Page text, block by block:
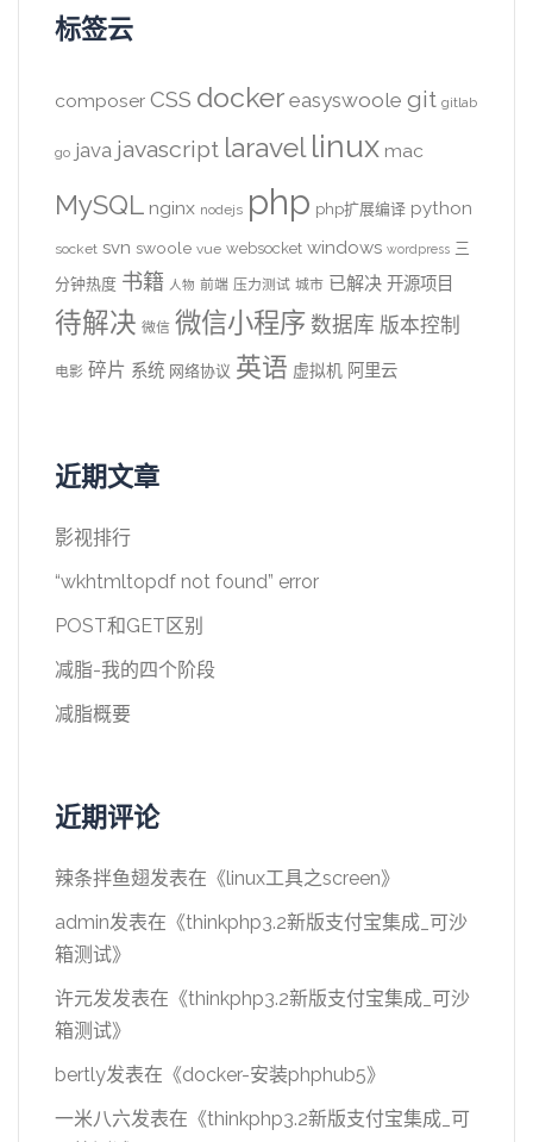
标签云
composer CSS docker easyswoole git gitlab
go java javascript laravel linux mac
MySQL nginx nodejs php php扩展编译 python
socket svn swoole vue websocket windows wordpress 三
分钟热度 书籍 人物 前端 压力测试 城市 已解决 开源项目
待解决 微信 微信小程序 数据库 版本控制
电影 碎片 系统 网络协议 英语 虚拟机 阿里云
近期文章
影视排行
“wkhtmltopdf not found” error
POST和GET区别
减脂-我的四个阶段
减脂概要
近期评论
辣条拌鱼翅发表在《linux工具之screen》
admin发表在《thinkphp3.2新版支付宝集成_可沙
箱测试》
许元发发表在《thinkphp3.2新版支付宝集成_可沙
箱测试》
bertly发表在《docker-安装phphub5》
一米八六发表在《thinkphp3.2新版支付宝集成_可